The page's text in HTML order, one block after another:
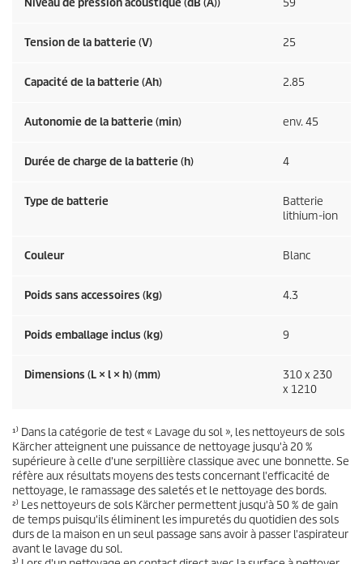
Niveau de pression acoustique (dB (A)) 59
Tension de la batterie (V) 25
Capacité de la batterie (Ah) 2.85
Autonomie de la batterie (min) env. 45
Durée de charge de la batterie (h) 4
Type de batterie
Batterie
lithium-ion
Couleur Blanc
Poids sans accessoires (kg) 4.3
Poids emballage inclus (kg) 9
Dimensions (L × l × h) (mm)
310 x 230
x 1210
¹⁾ Dans la catégorie de test « Lavage du sol », les nettoyeurs de sols
Kärcher atteignent une puissance de nettoyage jusqu'à 20 %
supérieure à celle d'une serpillière classique avec une bonnette. Se
réfère aux résultats moyens des tests concernant l'efficacité de
nettoyage, le ramassage des saletés et le nettoyage des bords.
²⁾ Les nettoyeurs de sols Kärcher permettent jusqu'à 50 % de gain
de temps puisqu'ils éliminent les impuretés du quotidien des sols
durs de la maison en un seul passage sans avoir à passer l'aspirateur
avant le lavage du sol.